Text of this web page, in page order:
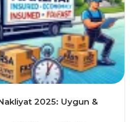
2025: Uygun &